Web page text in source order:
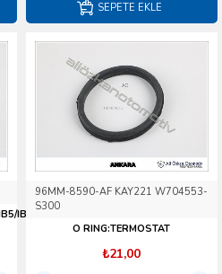
SEPETE EKLE
IB5B)
96MM-8590-AF KAY221 W704553-
S300
O RING:TERMOSTAT
₺21,00